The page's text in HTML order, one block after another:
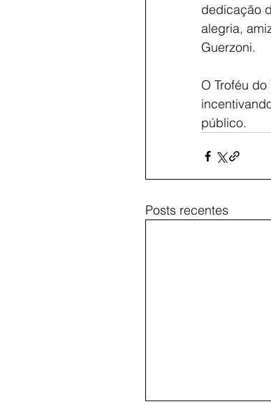
dedicação
alegria,
Guerzoni.
O Troféu
público.
Posts recentes